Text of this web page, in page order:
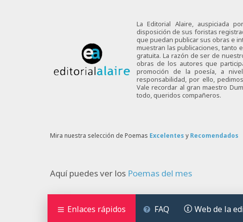
La Editorial Alaire, auspiciada
disposición de sus foristas
que puedan publicar sus obras e
muestran las publicaciones, tanto
gratuita. La razón de ser de
obras de los autores que
promoción de la poesía, a
responsabilidad, por ello,
Vale recordar al gran maestro
todo, queridos compañeros.
Mira nuestra selección de Poemas Excelentes y Recomendados
Aquí puedes ver los Poemas del mes
Enlaces rápidos FAQ Web de la